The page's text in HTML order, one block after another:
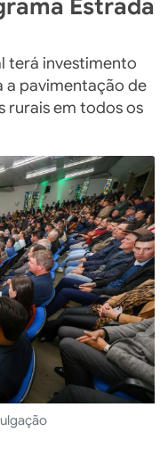
Estrada
terá investimento
a pavimentação de
rurais em todos os